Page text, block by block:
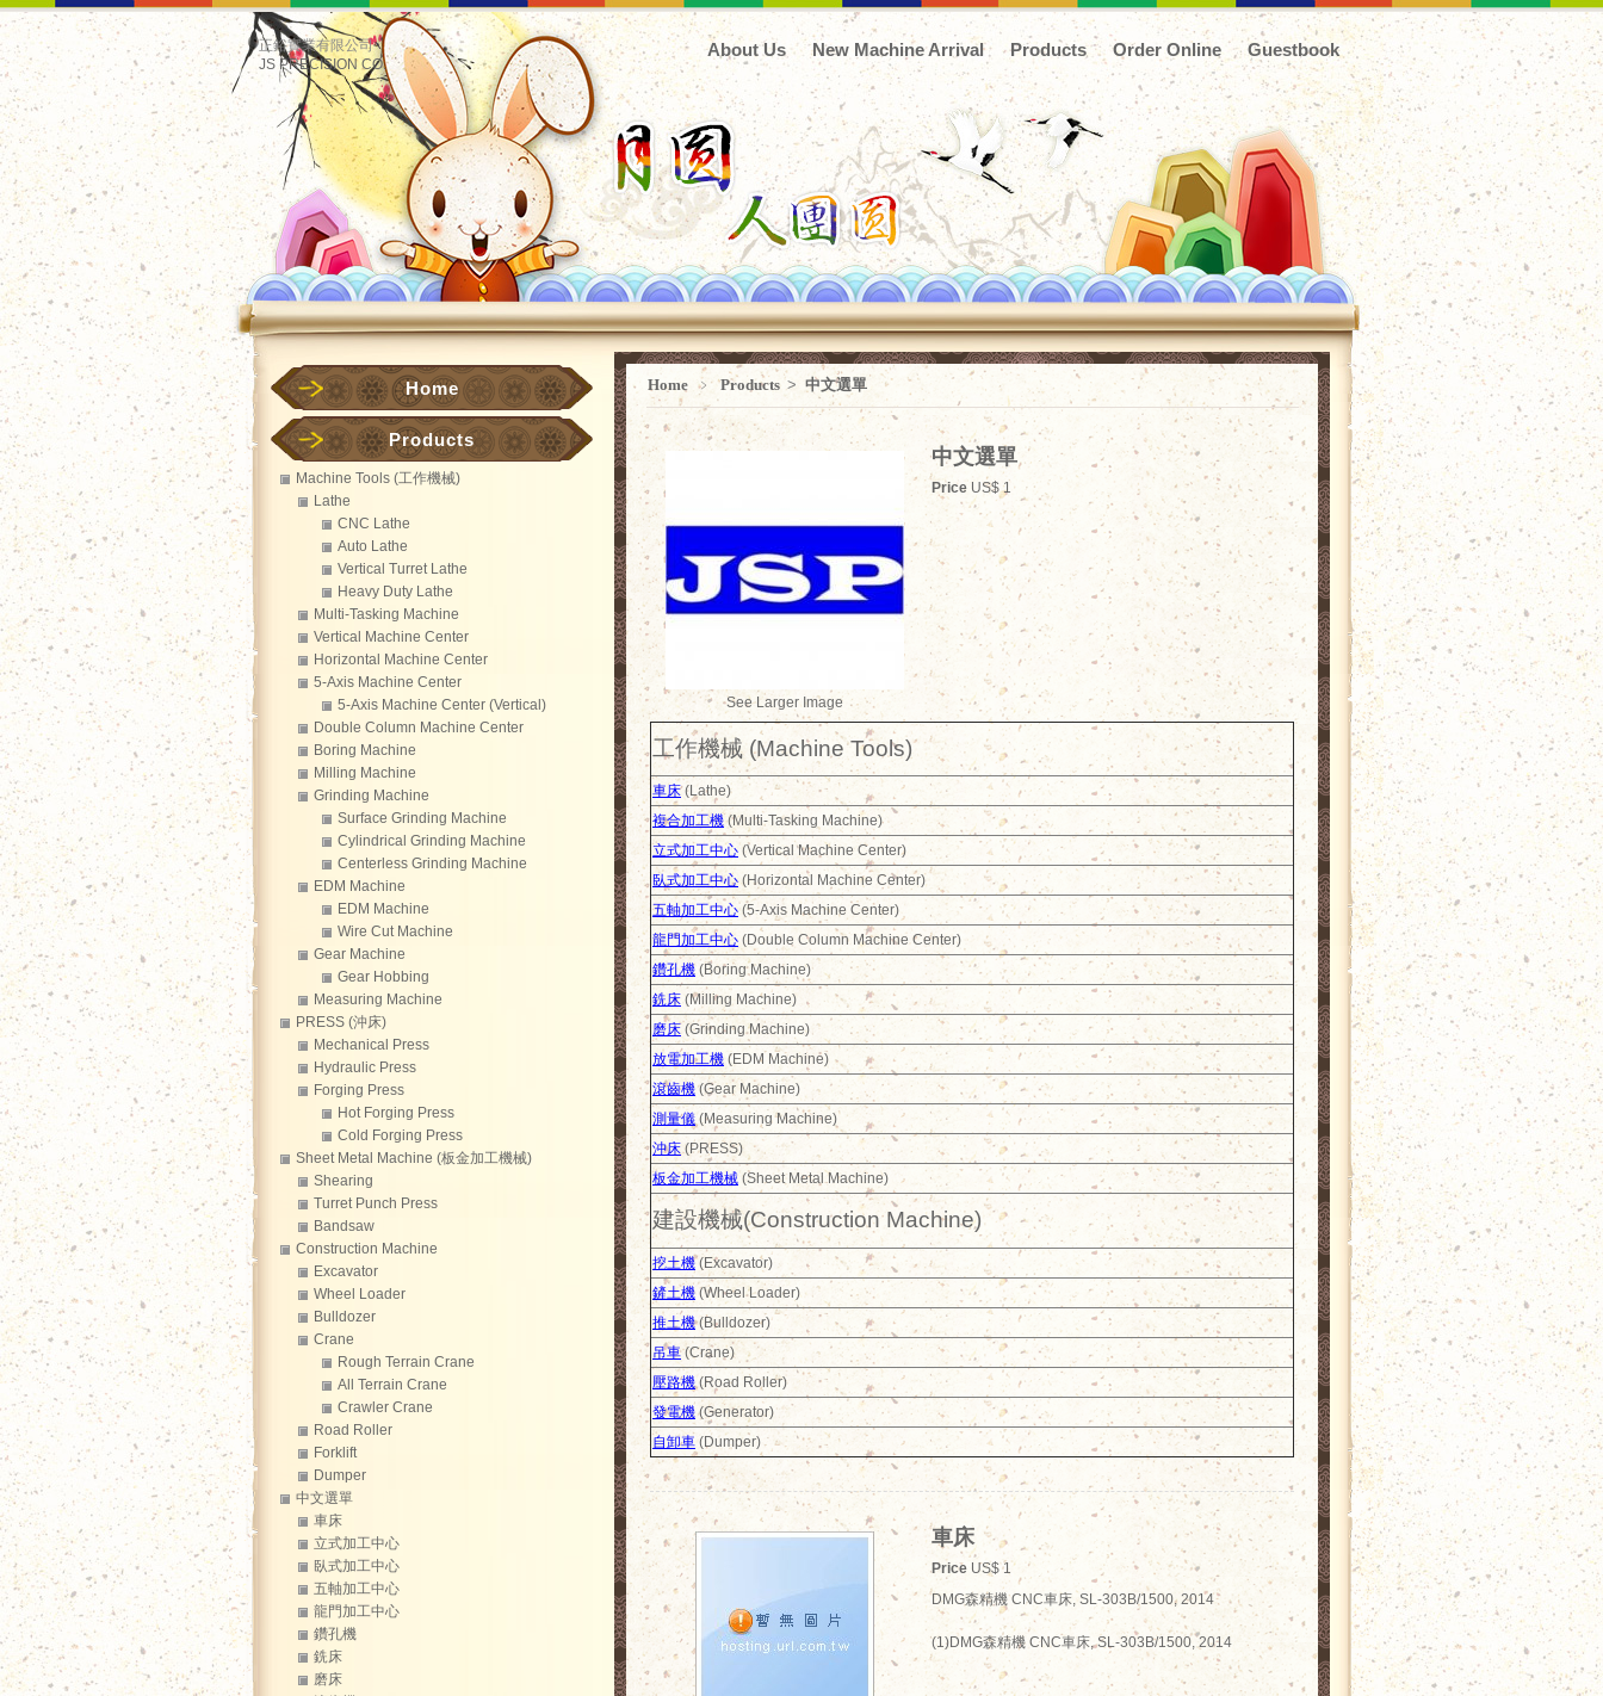
正鋊實業有限公司
JS PRECISION CO.
About Us New Machine Arrival Products Order Online Guestbook
Home ﹥ Products > 中文選單
See Larger Image
中文選單
Price US$ 1
工作機械 (Machine Tools)
車床(Lathe)
複合加工機(Multi-Tasking Machine)
立式加工中心 (Vertical Machine Center)
臥式加工中心(Horizontal Machine Center)
五軸加工中心(5-Axis Machine Center)
龍門加工中心 (Double Column Machine Center)
鑽孔機 (Boring Machine)
銑床 (Milling Machine)
磨床 (Grinding Machine)
放電加工機 (EDM Machine)
滾齒機(Gear Machine)
測量儀 (Measuring Machine)
沖床(PRESS)
板金加工機械 (Sheet Metal Machine)
建設機械(Construction Machine)
挖土機(Excavator)
鏟土機 (Wheel Loader)
推土機(Bulldozer)
吊車(Crane)
壓路機(Road Roller)
發電機(Generator)
自卸車 (Dumper)
車床
Price US$ 1
DMG森精機 CNC車床, SL-303B/1500, 2014
(1)DMG森精機 CNC車床, SL-303B/1500, 2014
Home
Products
Machine Tools (工作機械)
Lathe
CNC Lathe
Auto Lathe
Vertical Turret Lathe
Heavy Duty Lathe
Multi-Tasking Machine
Vertical Machine Center
Horizontal Machine Center
5-Axis Machine Center
5-Axis Machine Center (Vertical)
Double Column Machine Center
Boring Machine
Milling Machine
Grinding Machine
Surface Grinding Machine
Cylindrical Grinding Machine
Centerless Grinding Machine
EDM Machine
EDM Machine
Wire Cut Machine
Gear Machine
Gear Hobbing
Measuring Machine
PRESS (沖床)
Mechanical Press
Hydraulic Press
Forging Press
Hot Forging Press
Cold Forging Press
Sheet Metal Machine (板金加工機械)
Shearing
Turret Punch Press
Bandsaw
Construction Machine
Excavator
Wheel Loader
Bulldozer
Crane
Rough Terrain Crane
All Terrain Crane
Crawler Crane
Road Roller
Forklift
Dumper
中文選單
車床
立式加工中心
臥式加工中心
五軸加工中心
龍門加工中心
鑽孔機
銑床
磨床